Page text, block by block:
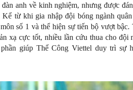
đàn anh về kinh nghiệm, nhưng được
từ khi gia nhập đội bóng ngành
số 1 và thể hiện sự tiến bộ vượt
xạ cực tốt, nhiều lần cứu thua cho đội
giúp Thể Công Viettel duy trì sự